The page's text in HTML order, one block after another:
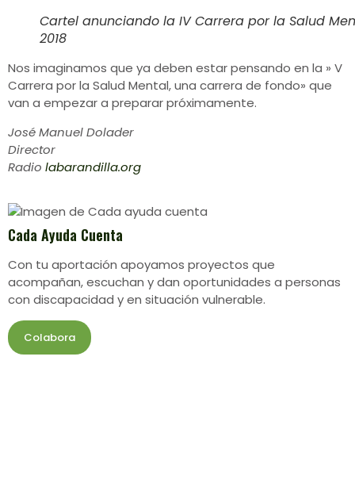
Cartel anunciando la IV Carrera por la Salud
2018
Nos imaginamos que ya deben estar pensando en la » V
Carrera por la Salud Mental, una carrera de fondo» que
van a empezar a preparar próximamente.
José Manuel Dolader
Director
Radio labarandilla.org
Cada Ayuda Cuenta
Con tu aportación apoyamos proyectos que
acompañan, escuchan y dan oportunidades a personas
con discapacidad y en situación vulnerable.
Colabora